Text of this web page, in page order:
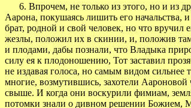
6. Впрочем, не только из этого, но и из
Аарона, покушаясь лишить его начальства,
брат, родной и свой человек, но что
жезлы, положил их в скинии, и, положив
и плодами, дабы познали, что Владыка
силу ея к плодоношению, Тот заставил
не издавая голоса, но самым видом
многие, возмутившись, захотели
свыше. И когда они воскурили фимиам,
потомки знали о дивном решении Божием,